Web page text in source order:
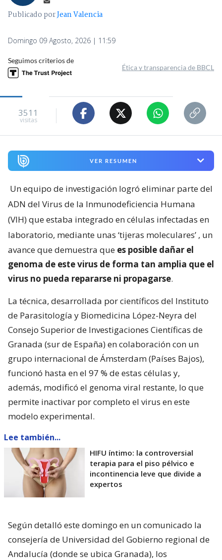
Publicado porJean Valencia
Domingo 09 Agosto, 2026 | 11:59
Seguimos criterios de
Ética y transparencia de BBCL
3511
visitas
VER RESUMEN
Un equipo de investigación logró eliminar parte del
ADN del Virus de la Inmunodeficiencia Humana
(VIH) que estaba integrado en células infectadas en
laboratorio, mediante unas ‘tijeras moleculares’ , un
avance que demuestra que es posible dañar el
genoma de este virus de forma tan amplia que el
virus no pueda repararse ni propagarse.
La técnica, desarrollada por científicos del Instituto
de Parasitología y Biomedicina López-Neyra del
Consejo Superior de Investigaciones Científicas de
Granada (sur de España) en colaboración con un
grupo internacional de Ámsterdam (Países Bajos),
funcionó hasta en el 97 % de estas células y,
además, modificó el genoma viral restante, lo que
permite inactivar por completo el virus en este
modelo experimental.
Lee también...
HIFU íntimo: la controversial
terapia para el piso pélvico e
incontinencia leve que divide a
expertos
Según detalló este domingo en un comunicado la
consejería de Universidad del Gobierno regional de
Andalucía (donde se ubica Granada), los